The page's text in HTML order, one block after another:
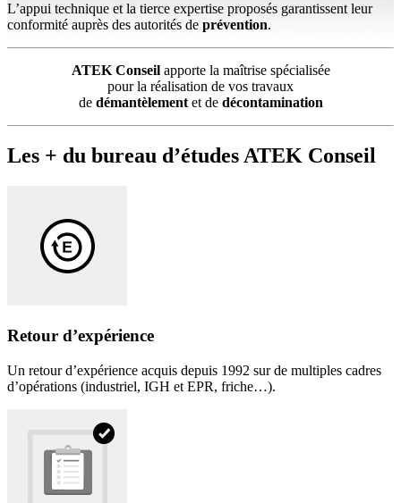
L’appui technique et la tierce expertise proposés garantissent leur
conformité auprès des autorités de prévention.
ATEK Conseilapporte la maîtrise spécialisée
pour la réalisation de vos travaux
de démantèlementet de décontamination
Les + du bureau d’étudesATEK Conseil
Retour d’expérience
Un retour d’expérience acquis depuis 1992 sur de multiples cadres
d’opérations (industriel, IGH et EPR, friche…).